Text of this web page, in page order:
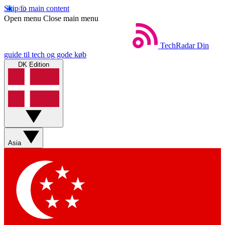
Skip to main content
Open menu Close main menu
TechRadar Din
guide til tech og gode køb
DK Edition
Asia